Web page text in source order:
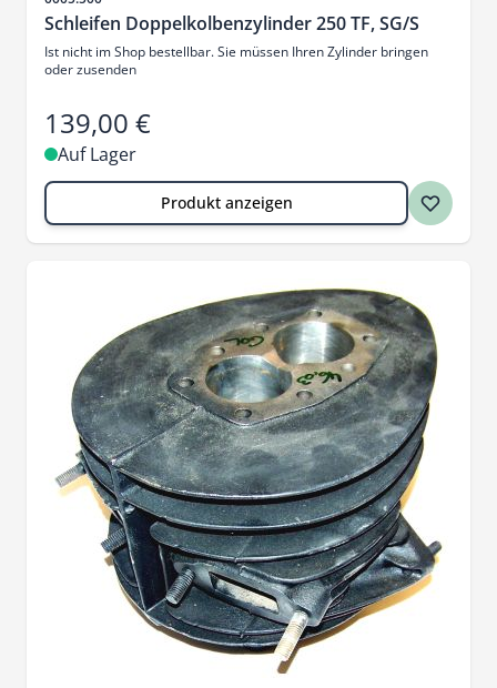
Schleifen Doppelkolbenzylinder 250 TF, SG/S
Ist nicht im Shop bestellbar. Sie müssen Ihren Zylinder bringen
oder zusenden
139,00 €
Auf Lager
Produkt anzeigen